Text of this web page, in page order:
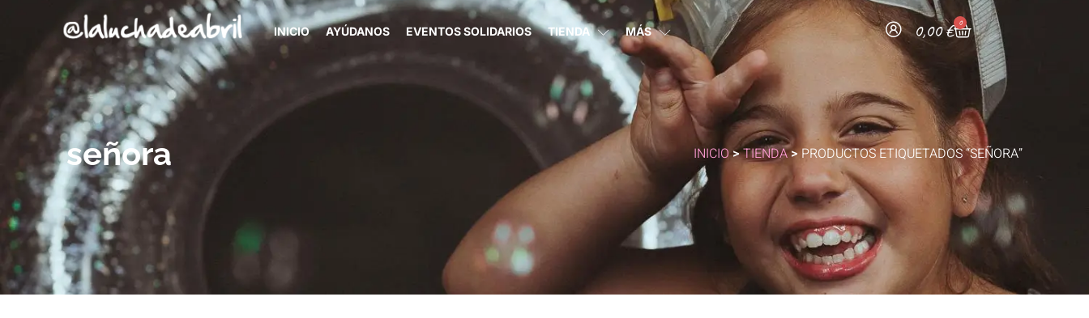
INICIO AYÚDANOS EVENTOS SOLIDARIOS TIENDA MÁS 0,00€ 0
señora INICIO >TIENDA >PRODUCTOS ETIQUETADOS “SEÑORA”